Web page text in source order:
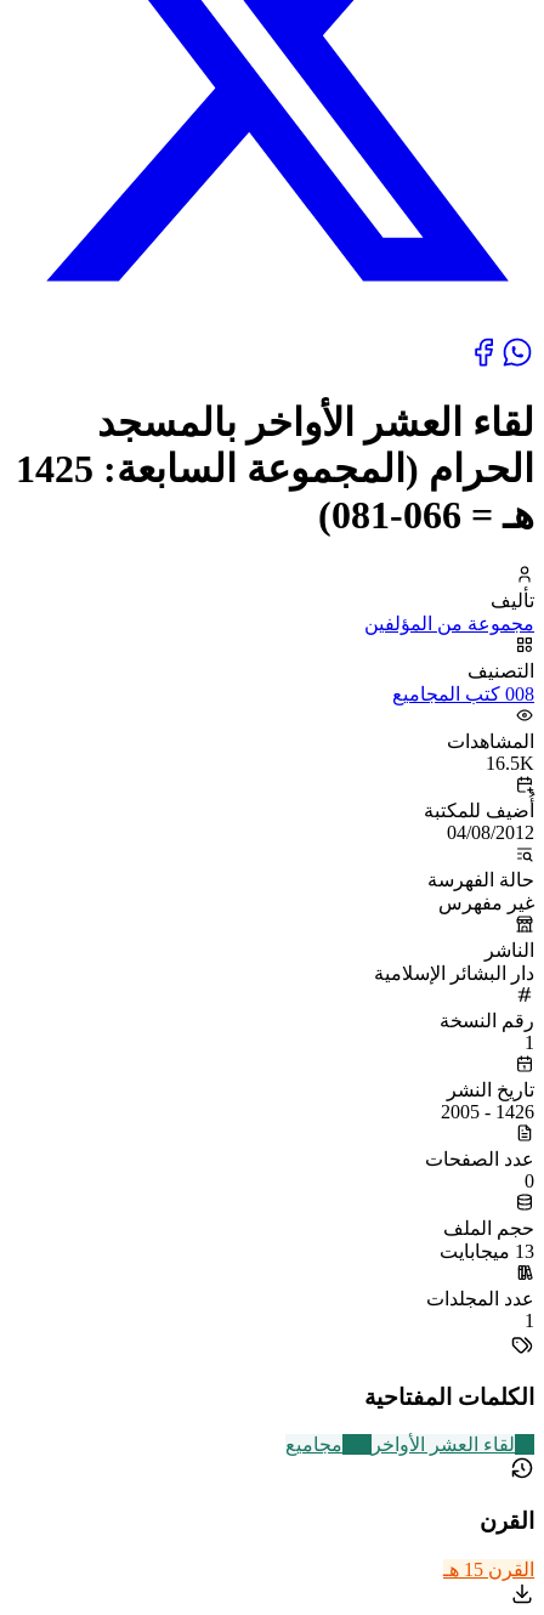
لقاء العشر الأواخر بالمسجد
الحرام (المجموعة السابعة: 1425
هـ = 066-081)
تأليف
مجموعة من المؤلفين
التصنيف
008 كتب المجاميع
المشاهدات
16.5K
أُضيف للمكتبة
04/08/2012
حالة الفهرسة
غير مفهرس
الناشر
دار البشائر الإسلامية
رقم النسخة
1
تاريخ النشر
1426 - 2005
عدد الصفحات
0
حجم الملف
13 ميجابايت
عدد المجلدات
1
الكلمات المفتاحية
لقاء العشر الأواخر مجاميع
القرن
القرن 15 هـ